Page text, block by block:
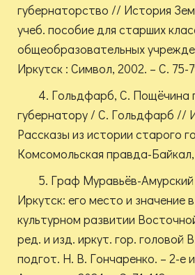
губернаторство // История
учеб. пособие для старших
общеобразовательных
Иркутск : Символ, 2002. – С. 75-
4. Гольдфарб, С. Пощёчина
губернатору / С. Гольдфарб //
Рассказы из истории старого
Комсомольская правда-
5. Граф Муравьёв-
Иркутск: его место и значение
культурном развитии
ред. и изд. иркут. гор. головой
подгот. Н. В. Гончаренко. – 2-е